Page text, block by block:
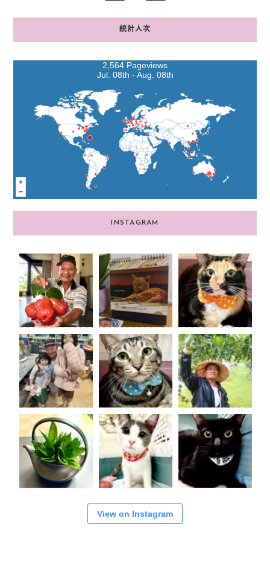
統計人次
2,564 Pageviews
Jul. 08th - Aug. 08th
INSTAGRAM
View on Instagram